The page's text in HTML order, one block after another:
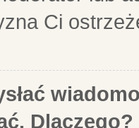
Ci
Dlaczego?